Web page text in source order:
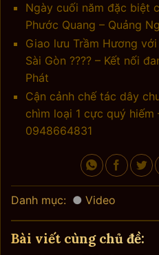
Ngày cuối năm đặc biệt
Phước Quang – Quảng
Giao lưu Trầm Hương
Sài Gòn ???? – Kết nối
Phát
Cận cảnh chế tác dây
chìm loại 1 cực quý hiếm
0948664831
Danh mục: Video
Bài viết cùng chủ đề: